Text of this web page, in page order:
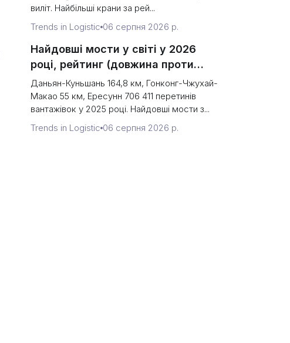
виліт. Найбільші крани за рей...
Trends in Logistic 06 серпня 2026 р.
Найдовші мости у світі у 2026
році, рейтинг (довжина проти
того, що ви можете переїхати)
Даньян-Куньшань 164,8 км, Гонконг-Чжухай-
Макао 55 км, Ересунн 706 411 перетинів
вантажівок у 2025 році. Найдовші мости з...
Trends in Logistic 06 серпня 2026 р.